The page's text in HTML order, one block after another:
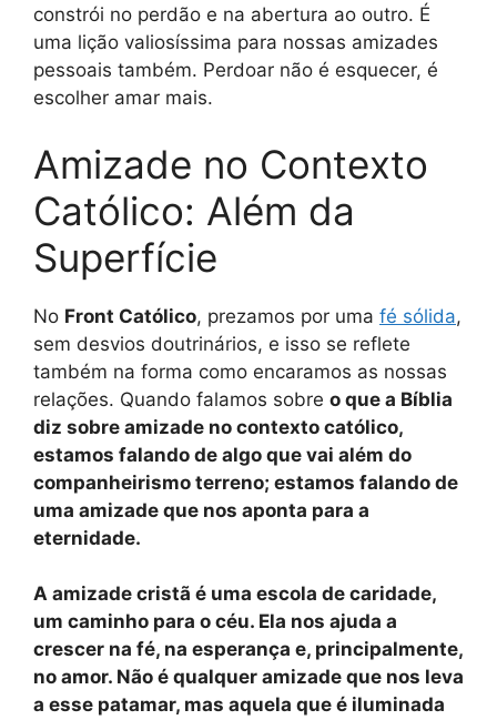
constrói no perdão e na abertura ao outro. É
uma lição valiosíssima para nossas amizades
pessoais também. Perdoar não é esquecer, é
escolher amar mais.
Amizade no Contexto
Católico: Além da
Superfície
No Front Católico, prezamos por uma fé sólida,
sem desvios doutrinários, e isso se reflete
também na forma como encaramos as nossas
relações. Quando falamos sobre o que a Bíblia
diz sobre amizade no contexto católico,
estamos falando de algo que vai além do
companheirismo terreno; estamos falando de
uma amizade que nos aponta para a
eternidade.
A amizade cristã é uma escola de caridade,
um caminho para o céu. Ela nos ajuda a
crescer na fé, na esperança e, principalmente,
no amor. Não é qualquer amizade que nos leva
a esse patamar, mas aquela que é iluminada